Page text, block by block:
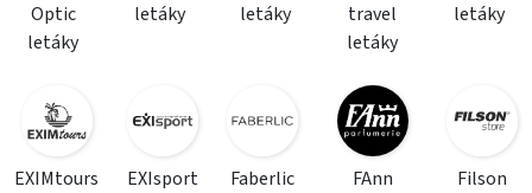
Optic
letáky
letáky
letáky
travel
letáky
letáky
EXIMtours
EXIsport
Faberlic
FAnn
Filson